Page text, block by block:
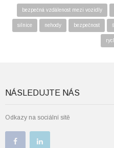
bezpečná vzdálenost mezi vozidly
silnice nehody bezpečnost
NÁSLEDUJTE NÁS
Odkazy na sociální sítě